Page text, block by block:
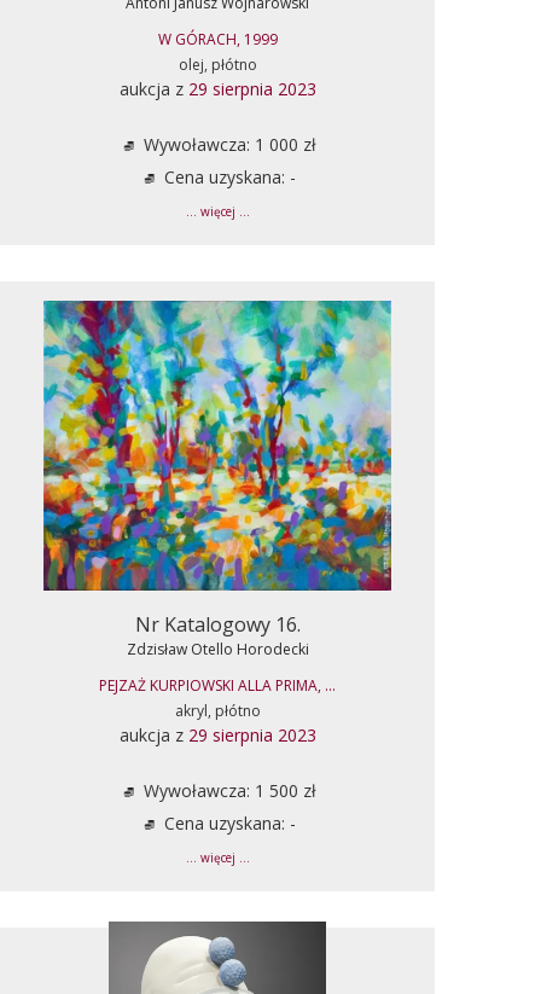
W GÓRACH, 1999
olej, płótno
aukcja z 29 sierpnia 2023
Wywoławcza: 1 000 zł
Cena uzyskana: -
... więcej ...
Nr Katalogowy 16.
Zdzisław Otello Horodecki
PEJZAŻ KURPIOWSKI ALLA PRIMA, ...
akryl, płótno
aukcja z 29 sierpnia 2023
Wywoławcza: 1 500 zł
Cena uzyskana: -
... więcej ...